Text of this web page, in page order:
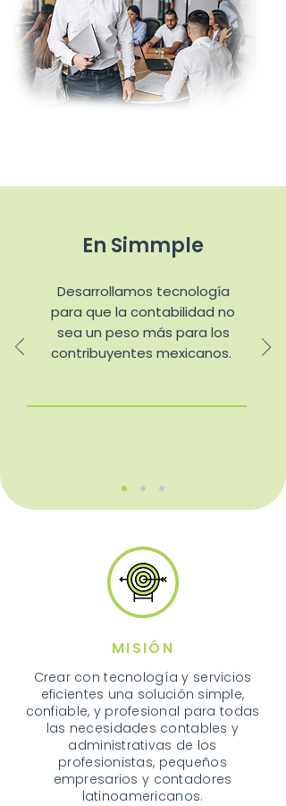
En Simmple
Desarrollamos tecnología
para que la contabilidad no
sea un peso más para los
contribuyentes mexicanos.
MISIÓN
Crear con tecnología y servicios
eficientes una solución simple,
confiable, y profesional para todas
las necesidades contables y
administrativas de los
profesionistas, pequeños
empresarios y contadores
latinoamericanos.